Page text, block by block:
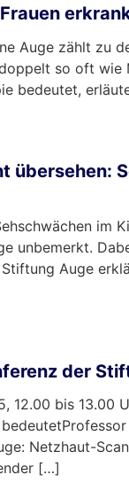
Auge zählt zu
so oft wie
bedeutet,
übersehen:
im
unbemerkt.
Auge
der
12.00 bis 13.00
Netzhaut-
[…]